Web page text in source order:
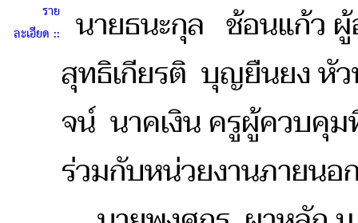
ราย
ละเอียด ::
นายธนะกุล ช้อนแก้ว ผู้
สุทธิเกียรติ บุญยืนยง หั
จน์ นาคเงิน ครูผู้ควบคุม
ร่วมกับหน่วยงานภายนอ